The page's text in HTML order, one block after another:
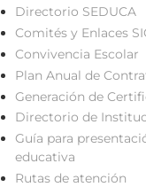
De
Institución
Educativa
San
Rafael
del
municipio
Directorio SEDUCA
Comités y Enlaces
Convivencia Escolar
Plan Anual de
Generación de
Directorio de
Guía para
educativa
Rutas de atención